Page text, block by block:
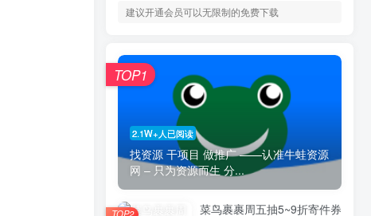
建议开通会员可以无限制的免费下载
2.1W+人已阅读
找资源 干项目 做推广 ——认准牛蛙资源
网 – 只为资源而生 分...
TOP1
菜鸟裹裹周五抽5~9折寄件券
建议开通会员可以无限制的免费下载